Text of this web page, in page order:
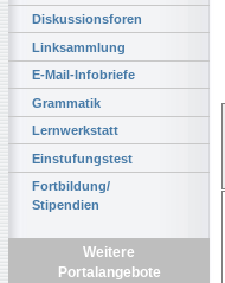
Diskussionsforen
Linksammlung
E-Mail-Infobriefe
Grammatik
Lernwerkstatt
Einstufungstest
Fortbildung/
Stipendien
Weitere
Portalangebote